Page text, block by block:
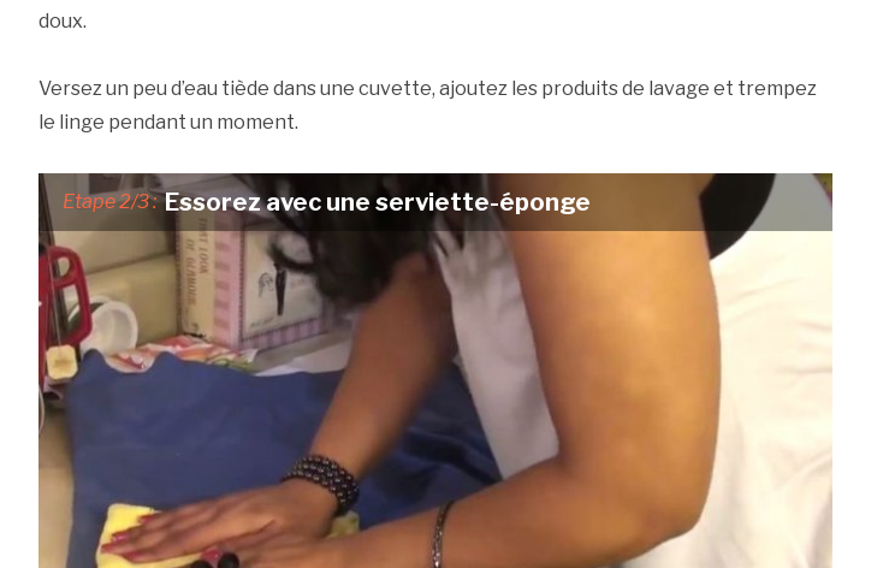
doux.
Versez un peu d’eau tiède dans une cuvette, ajoutez les produits de lavage et trempez
le linge pendant un moment.
Etape 2/3 : Essorez avec une serviette-éponge